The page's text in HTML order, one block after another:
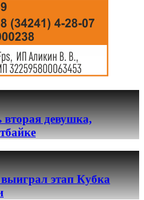
вторая девушка,
этап Кубка